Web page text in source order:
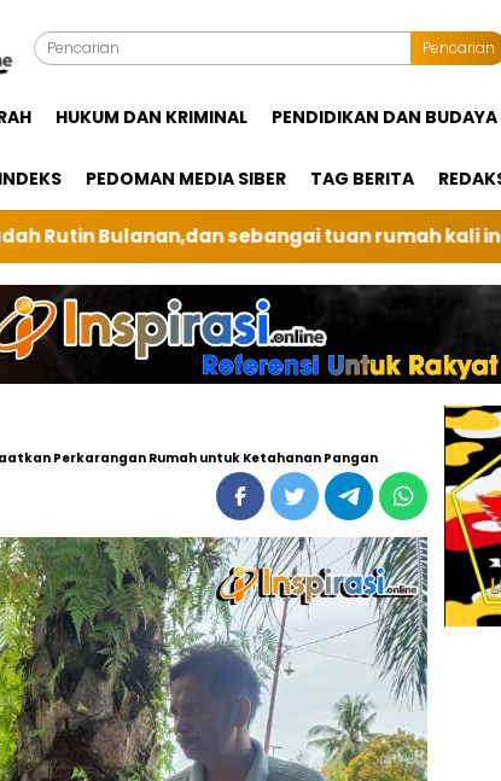
Pencarian
HUKUM DAN KRIMINAL PENDIDIKAN DAN BUDAYA
INDEKS PEDOMAN MEDIA SIBER TAG BERITA
tuan rumah kali ini BRI Unit Silindung
Perkarangan Rumah untuk Ketahanan Pangan